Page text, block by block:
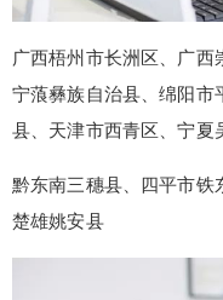
广西梧州市长洲区、广
宁蒗彝族自治县、绵阳市
县、天津市西青区、宁夏
黔东南三穗县、四平市铁
楚雄姚安县
false